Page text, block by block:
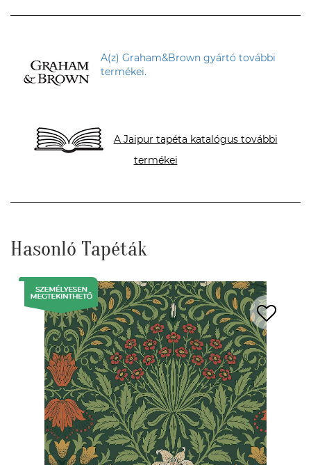
A(z) Graham&Brown gyártó további
termékei.
A Jaipur tapéta katalógus további
termékei
Hasonló Tapéták